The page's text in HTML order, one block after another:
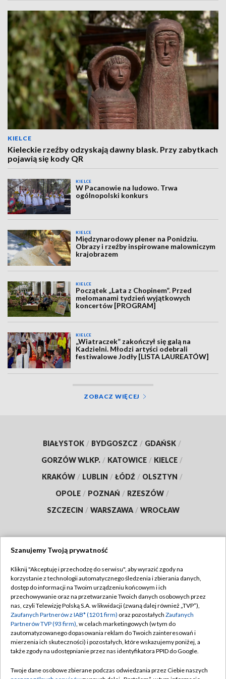
KIELCE
Kieleckie rzeźby odzyskają dawny blask. Przy zabytkach
pojawią się kody QR
KIELCE
W Pacanowie na ludowo. Trwa
ogólnopolski konkurs
KIELCE
Międzynarodowy plener na Ponidziu.
Obrazy i rzeźby inspirowane malowniczym
krajobrazem
KIELCE
Początek „Lata z Chopinem”. Przed
melomanami tydzień wyjątkowych
koncertów [PROGRAM]
KIELCE
„Wiatraczek” zakończył się galą na
Kadzielni. Młodzi artyści odebrali
festiwalowe Jodły [LISTA LAUREATÓW]
ZOBACZ WIĘCEJ
BIAŁYSTOK / BYDGOSZCZ / GDAŃSK /
GORZÓW WLKP. / KATOWICE / KIELCE /
KRAKÓW / LUBLIN / ŁÓDŹ / OLSZTYN /
OPOLE / POZNAŃ / RZESZÓW /
SZCZECIN / WARSZAWA / WROCŁAW
TVP
Abonament TVP
Emisja w TVP
Centrum informacji TVP
Naziemna Telewizja Cyfrowa
Regulamin TVP
Polityka prywatności
Moje zgody
Pomoc
Szanujemy Twoją prywatność
Kliknij "Akceptuję i przechodzę do serwisu", aby wyrazić zgody na
korzystanie z technologii automatycznego śledzenia i zbierania danych,
dostęp do informacji na Twoim urządzeniu końcowym i ich
przechowywanie oraz na przetwarzanie Twoich danych osobowych przez
nas, czyli Telewizję Polską S.A. w likwidacji (zwaną dalej również „TVP”),
Zaufanych Partnerów z IAB* (1201 firm) oraz pozostałych Zaufanych
Partnerów TVP (93 firm), w celach marketingowych (w tym do
zautomatyzowanego dopasowania reklam do Twoich zainteresowań i
mierzenia ich skuteczności) i pozostałych, które wskazujemy poniżej, a
także zgody na udostępnianie przez nas identyfikatora PPID do Google.
Twoje dane osobowe zbierane podczas odwiedzania przez Ciebie naszych